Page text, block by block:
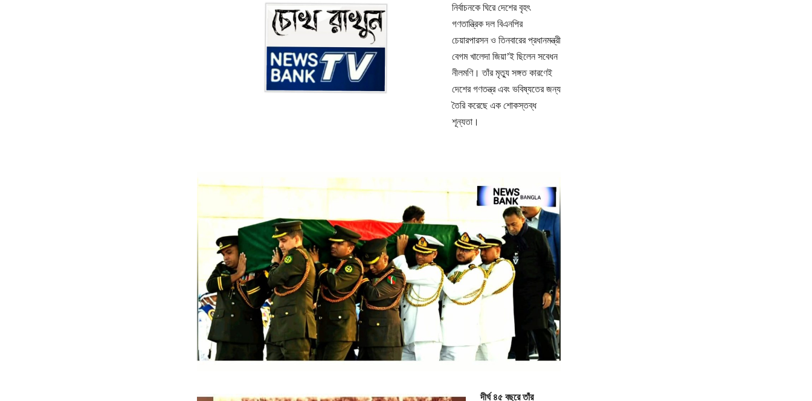
নির্বাচনকে ঘিরে দেশের বৃহৎ
গণতান্ত্রিক দল বিএনপির
চেয়ারপারসন ও তিনবারের প্রধানমন্ত্রী
বেগম খালেদা জিয়া’ই ছিলেন সবেধন
নীলমণি। তাঁর মৃত্যু সঙ্গত কারণেই
দেশের গণতন্ত্র এবং ভবিষ্যতের জন্য
তৈরি করেছে এক শোকস্তব্ধ
শূন্যতা।
দীর্ঘ ৪৫ বছরে তাঁর